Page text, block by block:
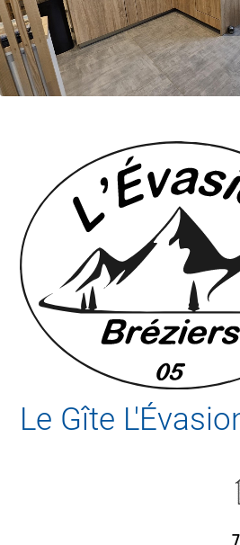
Le Gîte